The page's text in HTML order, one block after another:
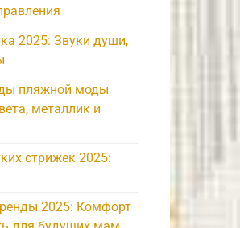
2025: Звуки души,
пляжной моды
металлик и
стрижек 2025:
2025: Комфорт